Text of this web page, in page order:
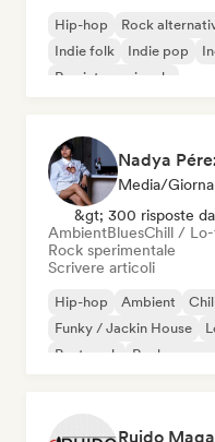
Hip-hop Rock
Indie folk
Indie pop
Rap internazionale
Nadya
Media/
&gt; 300 risposte
AmbientBluesChill /
Rock sperimentale
Scrivere articoli
Hip-hop Ambient
Funky / Jackin House
Post punk
Rock
Ruido